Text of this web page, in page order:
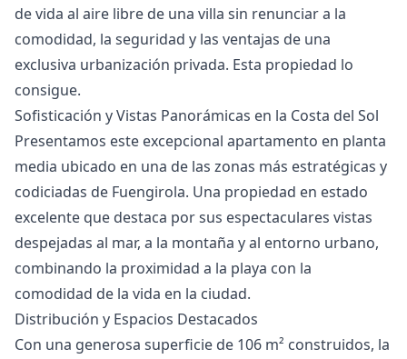
‌de ‌vida ‌al aire libre de una ‌villa ‌sin ‌renunciar a la
‌comodidad, ‌la ‌seguridad ‌y las ‌ventajas de una
‌exclusiva ‌urbanización ‌privada. ‌Esta ‌propiedad ‌lo
‌consigue.
Sofisticación y Vistas Panorámicas en la Costa del Sol
Presentamos este excepcional apartamento en planta
media ubicado en una de las zonas más estratégicas y
codiciadas de Fuengirola. Una propiedad en estado
excelente que destaca por sus espectaculares vistas
despejadas al mar, a la montaña y al entorno urbano,
combinando la proximidad a la playa con la
comodidad de la vida en la ciudad.
Distribución y Espacios Destacados
Con una generosa superficie de 106 m² construidos, la